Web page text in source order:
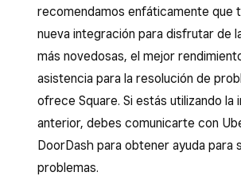
recomendamos enfáticamente que
nueva integración para disfrutar de
más novedosas, el mejor
asistencia para la resolución de
ofrece Square. Si estás utilizando la
anterior, debes comunicarte con
DoorDash para obtener ayuda para
problemas.